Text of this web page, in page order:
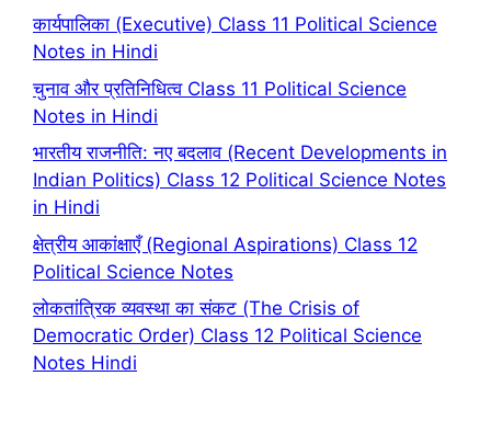
कार्यपालिका (Executive) Class 11 Political Science
Notes in Hindi
चुनाव और प्रतिनिधित्व Class 11 Political Science
Notes in Hindi
भारतीय राजनीति: नए बदलाव (Recent Developments in
Indian Politics) Class 12 Political Science Notes
in Hindi
क्षेत्रीय आकांक्षाएँ (Regional Aspirations) Class 12
Political Science Notes
लोकतांत्रिक व्यवस्था का संकट (The Crisis of
Democratic Order) Class 12 Political Science
Notes Hindi